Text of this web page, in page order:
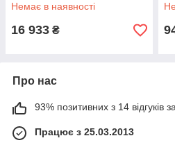
Немає в наявності
16 933 ₴
Про нас
93% позитивних з 14 відгуків
Працює з 25.03.2013